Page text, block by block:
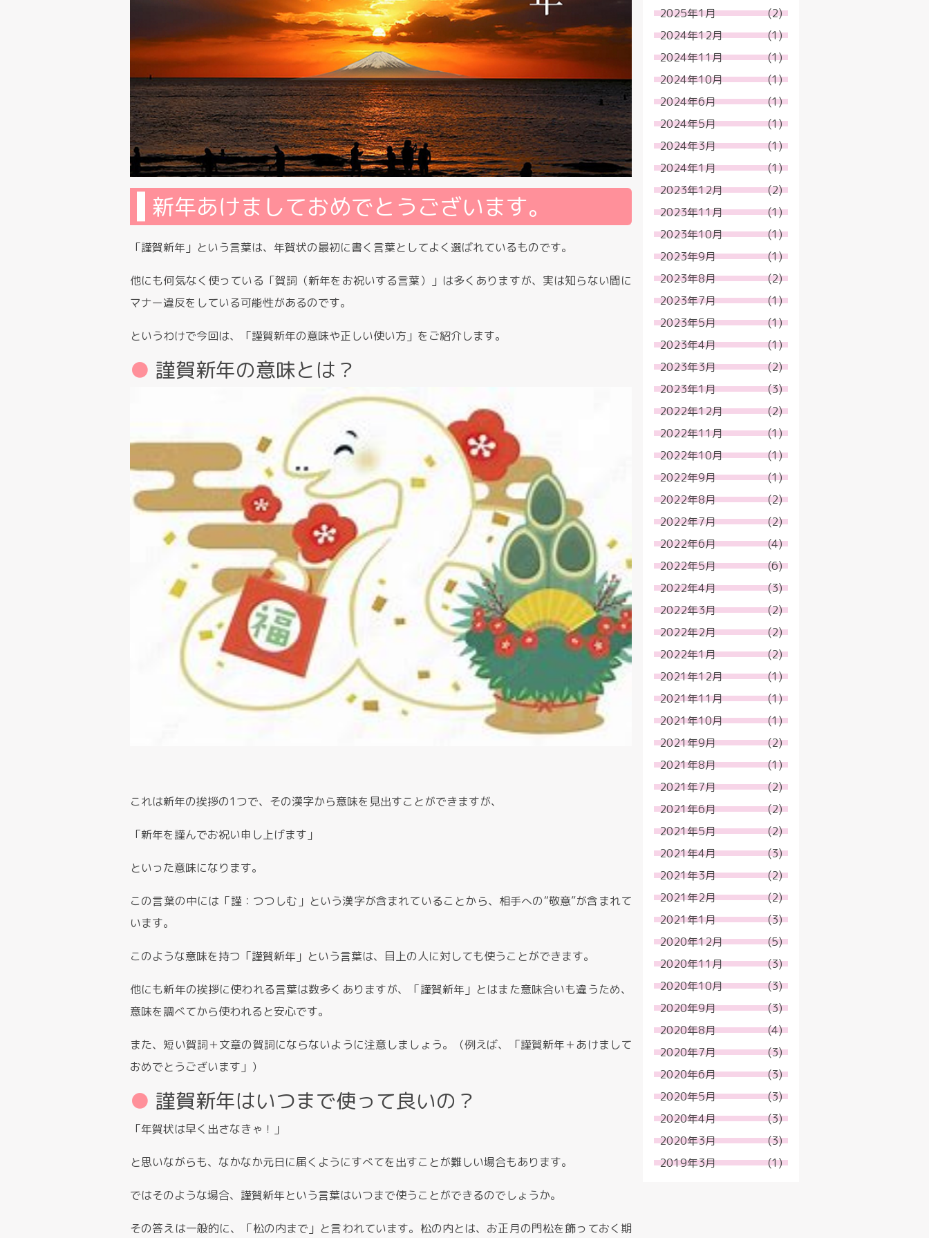
新年あけましておめでとうございます。
「謹賀新年」という言葉は、年賀状の最初に書く言葉としてよく選ばれているものです。
他にも何気なく使っている「賀詞（新年をお祝いする言葉）」は多くありますが、実は知らない間に
マナー違反をしている可能性があるのです。
というわけで今回は、「謹賀新年の意味や正しい使い方」をご紹介します。
謹賀新年の意味とは？
これは新年の挨拶の1つで、その漢字から意味を見出すことができますが、
「新年を謹んでお祝い申し上げます」
といった意味になります。
この言葉の中には「謹：つつしむ」という漢字が含まれていることから、相手への“敬意”が含まれて
います。
このような意味を持つ「謹賀新年」という言葉は、目上の人に対しても使うことができます。
他にも新年の挨拶に使われる言葉は数多くありますが、「謹賀新年」とはまた意味合いも違うため、
意味を調べてから使われると安心です。
また、短い賀詞＋文章の賀詞にならないように注意しましょう。（例えば、「謹賀新年＋あけまして
おめでとうございます」）
謹賀新年はいつまで使って良いの？
「年賀状は早く出さなきゃ！」
と思いながらも、なかなか元日に届くようにすべてを出すことが難しい場合もあります。
ではそのような場合、謹賀新年という言葉はいつまで使うことができるのでしょうか。
その答えは一般的に、「松の内まで」と言われています。松の内とは、お正月の門松を飾っておく期
2025年1月
(2)
2024年12月
(1)
2024年11月
(1)
2024年10月
(1)
2024年6月
(1)
2024年5月
(1)
2024年3月
(1)
2024年1月
(1)
2023年12月
(2)
2023年11月
(1)
2023年10月
(1)
2023年9月
(1)
2023年8月
(2)
2023年7月
(1)
2023年5月
(1)
2023年4月
(1)
2023年3月
(2)
2023年1月
(3)
2022年12月
(2)
2022年11月
(1)
2022年10月
(1)
2022年9月
(1)
2022年8月
(2)
2022年7月
(2)
2022年6月
(4)
2022年5月
(6)
2022年4月
(3)
2022年3月
(2)
2022年2月
(2)
2022年1月
(2)
2021年12月
(1)
2021年11月
(1)
2021年10月
(1)
2021年9月
(2)
2021年8月
(1)
2021年7月
(2)
2021年6月
(2)
2021年5月
(2)
2021年4月
(3)
2021年3月
(2)
2021年2月
(2)
2021年1月
(3)
2020年12月
(5)
2020年11月
(3)
2020年10月
(3)
2020年9月
(3)
2020年8月
(4)
2020年7月
(3)
2020年6月
(3)
2020年5月
(3)
2020年4月
(3)
2020年3月
(3)
2019年3月
(1)